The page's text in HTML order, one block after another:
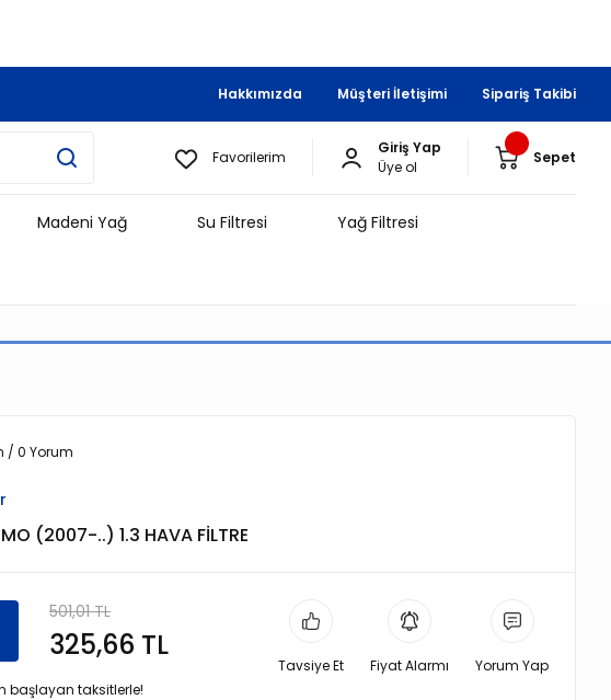
Hakkımızda Müşteri İletişimi Sipariş Takibi
Favorilerim
Giriş Yap
Üye ol
Sepet
Madeni Yağ Su Filtresi Yağ Filtresi
/ 0 Yorum
(2007-..) 1.3 HAVA FİLTRE
501,01 TL
325,66 TL
başlayan taksitlerle!
Tavsiye Et Fiyat Alarmı Yorum Yap